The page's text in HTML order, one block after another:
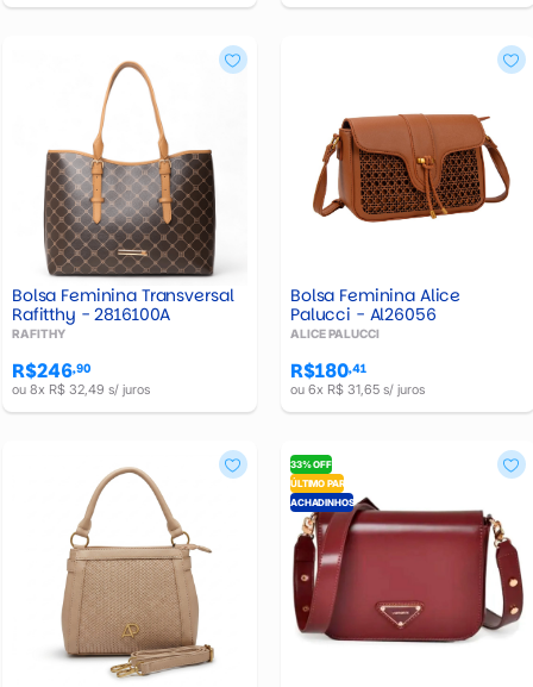
Bolsa Feminina Transversal
Rafitthy - 2816100A
RAFITHY
R$246,90
ou 8x R$ 32,49 s/ juros
Bolsa Feminina Alice
Palucci - Al26056
ALICE PALUCCI
R$180,41
ou 6x R$ 31,65 s/ juros
33% OFF
ÚLTIMO PAR
ACHADINHOS